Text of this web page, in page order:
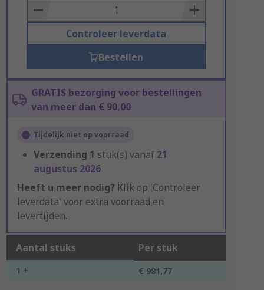
Basket
Controleer leverdata
Bestellen
GRATIS bezorging voor bestellingen
van meer dan € 90,00
Tijdelijk niet op voorraad
Verzending 1 stuk(s) vanaf 21
augustus 2026
Heeft u meer nodig? Klik op 'Controleer
leverdata' voor extra voorraad en
levertijden.
Aantal stuks Per stuk
1 + € 981,77